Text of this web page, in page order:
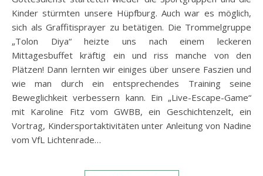
Kinder stürmten unsere Hüpfburg. Auch war es möglich,
sich als Graffitisprayer zu betätigen. Die Trommelgruppe
„Tolon Diya“ heizte uns nach einem leckeren
Mittagesbuffet kräftig ein und riss manche von den
Plätzen! Dann lernten wir einiges über unsere Faszien und
wie man durch ein entsprechendes Training seine
Beweglichkeit verbessern kann. Ein „Live-Escape-Game“
mit Karoline Fitz vom GWBB, ein Geschichtenzelt, ein
Vortrag, Kindersportaktivitäten unter Anleitung von Nadine
vom VfL Lichtenrade…